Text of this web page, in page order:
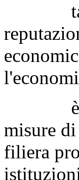
tali
è
misure
filiera